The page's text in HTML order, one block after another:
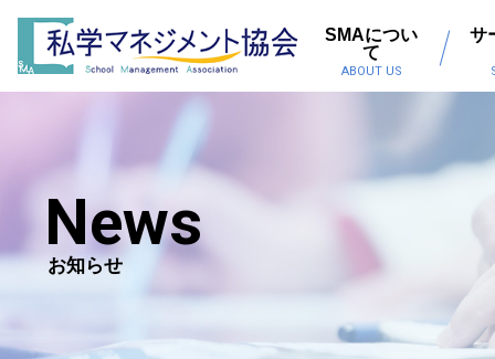
SMAについ
て
ABOUT US
サ
News
お知らせ